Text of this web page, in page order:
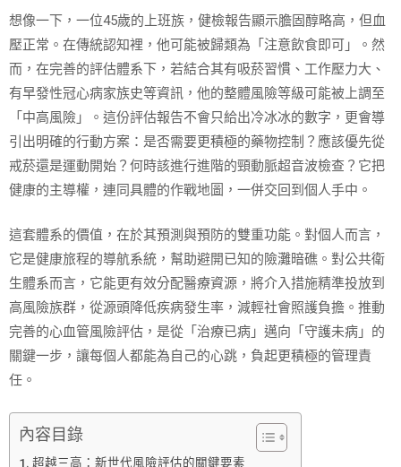
想像一下，一位45歲的上班族，健檢報告顯示膽固醇略高，但血
壓正常。在傳統認知裡，他可能被歸類為「注意飲食即可」。然
而，在完善的評估體系下，若結合其有吸菸習慣、工作壓力大、
有早發性冠心病家族史等資訊，他的整體風險等級可能被上調至
「中高風險」。這份評估報告不會只給出冷冰冰的數字，更會導
引出明確的行動方案：是否需要更積極的藥物控制？應該優先從
戒菸還是運動開始？何時該進行進階的頸動脈超音波檢查？它把
健康的主導權，連同具體的作戰地圖，一併交回到個人手中。
這套體系的價值，在於其預測與預防的雙重功能。對個人而言，
它是健康旅程的導航系統，幫助避開已知的險灘暗礁。對公共衛
生體系而言，它能更有效分配醫療資源，將介入措施精準投放到
高風險族群，從源頭降低疾病發生率，減輕社會照護負擔。推動
完善的心血管風險評估，是從「治療已病」邁向「守護未病」的
關鍵一步，讓每個人都能為自己的心跳，負起更積極的管理責
任。
內容目錄
超越三高：新世代風險評估的關鍵要素